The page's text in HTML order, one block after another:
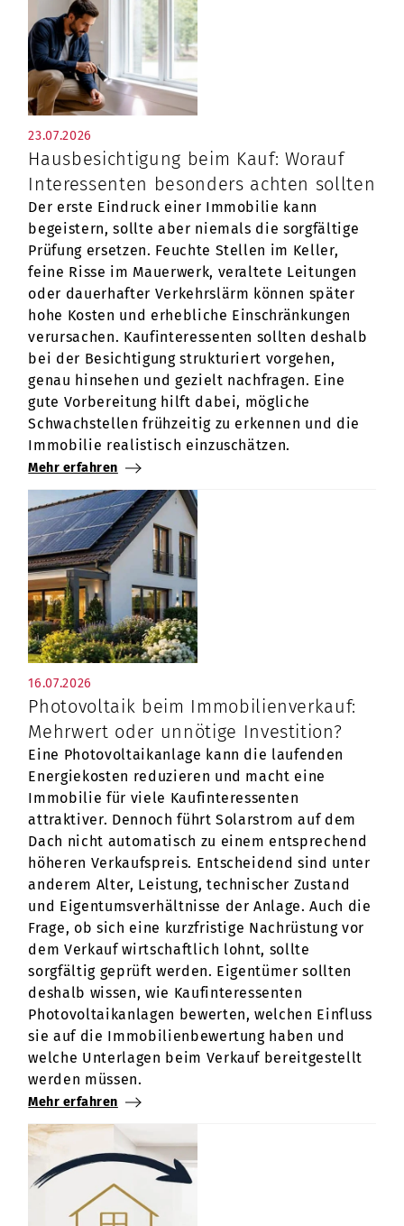
23.07.2026
Hausbesichtigung beim Kauf: Worauf
Interessenten besonders achten sollten
Der erste Eindruck einer Immobilie kann
begeistern, sollte aber niemals die sorgfältige
Prüfung ersetzen. Feuchte Stellen im Keller,
feine Risse im Mauerwerk, veraltete Leitungen
oder dauerhafter Verkehrslärm können später
hohe Kosten und erhebliche Einschränkungen
verursachen. Kaufinteressenten sollten deshalb
bei der Besichtigung strukturiert vorgehen,
genau hinsehen und gezielt nachfragen. Eine
gute Vorbereitung hilft dabei, mögliche
Schwachstellen frühzeitig zu erkennen und die
Immobilie realistisch einzuschätzen.
Mehr erfahren
16.07.2026
Photovoltaik beim Immobilienverkauf:
Mehrwert oder unnötige Investition?
Eine Photovoltaikanlage kann die laufenden
Energiekosten reduzieren und macht eine
Immobilie für viele Kaufinteressenten
attraktiver. Dennoch führt Solarstrom auf dem
Dach nicht automatisch zu einem entsprechend
höheren Verkaufspreis. Entscheidend sind unter
anderem Alter, Leistung, technischer Zustand
und Eigentumsverhältnisse der Anlage. Auch die
Frage, ob sich eine kurzfristige Nachrüstung vor
dem Verkauf wirtschaftlich lohnt, sollte
sorgfältig geprüft werden. Eigentümer sollten
deshalb wissen, wie Kaufinteressenten
Photovoltaikanlagen bewerten, welchen Einfluss
sie auf die Immobilienbewertung haben und
welche Unterlagen beim Verkauf bereitgestellt
werden müssen.
Mehr erfahren